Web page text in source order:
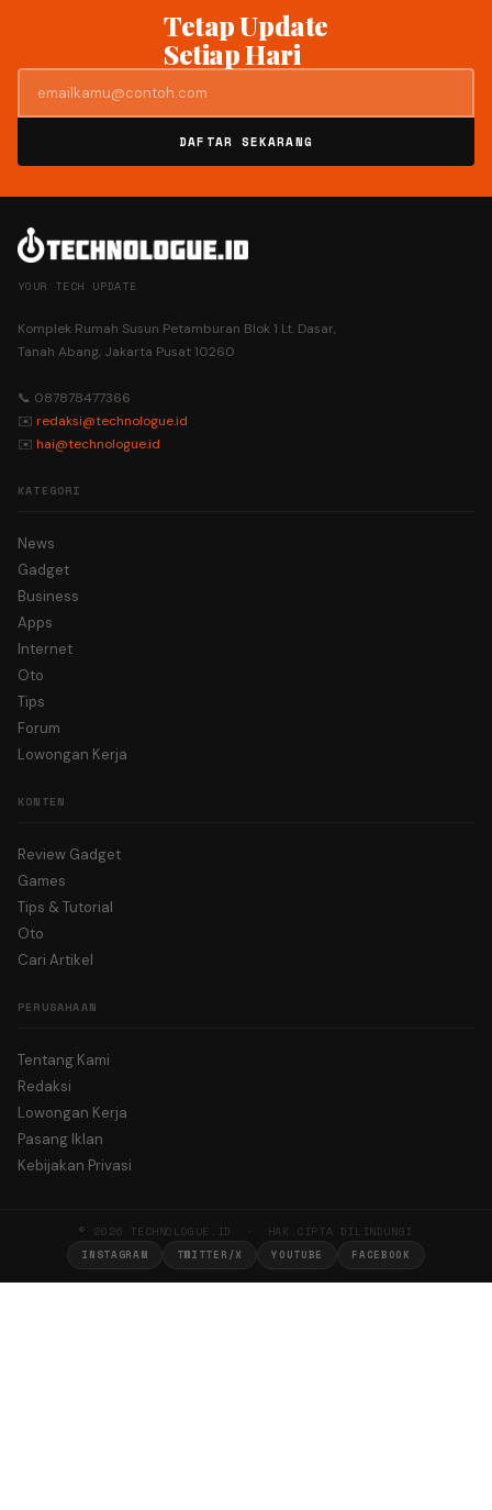
Tetap Update
Setiap Hari
DAFTAR SEKARANG
YOUR TECH UPDATE
Komplek Rumah Susun Petamburan Blok 1 Lt. Dasar,
Tanah Abang, Jakarta Pusat 10260
📞 087878477366
✉️ redaksi@technologue.id
✉️ hai@technologue.id
KATEGORI
News
Gadget
Business
Apps
Internet
Oto
Tips
Forum
Lowongan Kerja
KONTEN
Review Gadget
Games
Tips & Tutorial
Oto
Cari Artikel
PERUSAHAAN
Tentang Kami
Redaksi
Lowongan Kerja
Pasang Iklan
Kebijakan Privasi
© 2026 TECHNOLOGUE.ID · HAK CIPTA DILINDUNGI
INSTAGRAM TWITTER/X YOUTUBE FACEBOOK